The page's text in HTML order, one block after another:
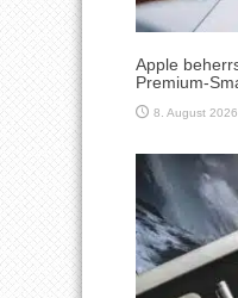
Apple
Premium-
8. August 2026